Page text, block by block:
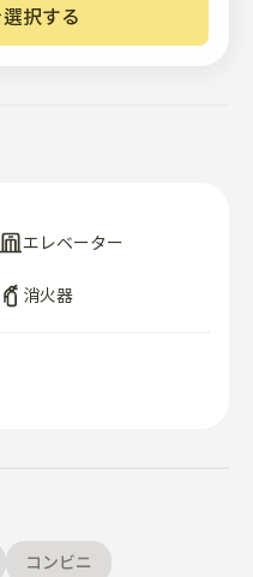
、カミソリなど）は提
グルサイズのベッドで
りません。
早くご回答いたします。
近隣住民や他の住民のた
きますようお願いいた
択する
エレベーター
消火器
コンビニ